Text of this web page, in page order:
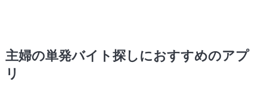
主婦の単発バイト探しにおすすめのアプ
リ